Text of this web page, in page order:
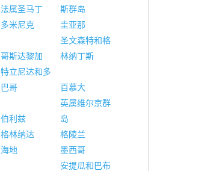
法属圣马丁
斯群岛
多米尼克
圭亚那
哥斯达黎加
圣文森特和格
林纳丁斯
特立尼达和多
巴哥
百慕大
伯利兹
英属维尔京群
岛
格林纳达
格陵兰
海地
墨西哥
安提瓜和巴布